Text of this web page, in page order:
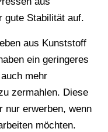
gute Stabilität auf.
aus Kunststoff
ein geringeres
mehr
zermahlen. Diese
nur erwerben, wenn
möchten.